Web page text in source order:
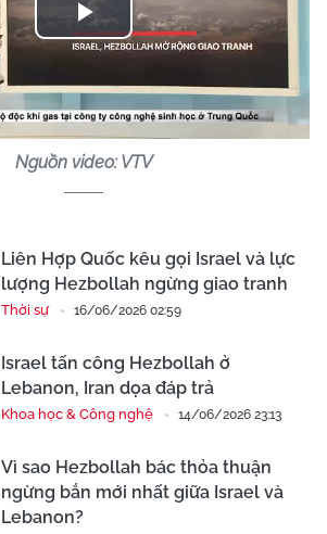
Play
Video
Nguồn video: VTV
Liên Hợp Quốc kêu gọi Israel và lực
lượng Hezbollah ngừng giao tranh
Thời sự 16/06/2026 02:59
Israel tấn công Hezbollah ở
Lebanon, Iran dọa đáp trả
Khoa học & Công nghệ 14/06/2026 23:13
Vì sao Hezbollah bác thỏa thuận
ngừng bắn mới nhất giữa Israel và
Lebanon?